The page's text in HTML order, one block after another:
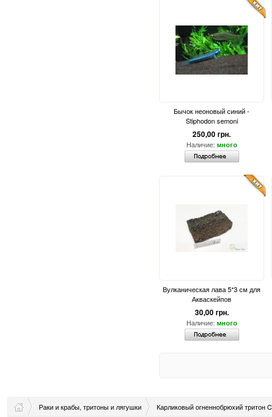
Бычок неоновый синий -
Stiphodon semoni
250,00 грн.
Наличие: много
Вулканическая лава 5*3 см для
Акваскейпов
30,00 грн.
Наличие: много
Раки и крабы, тритоны и лягушки
Карликовый огненнобрюхий тритон